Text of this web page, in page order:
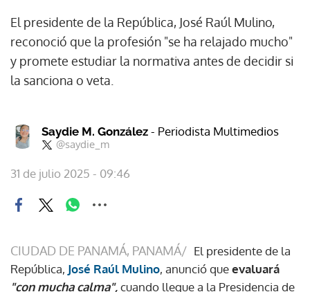
El presidente de la República, José Raúl Mulino,
reconoció que la profesión "se ha relajado mucho"
y promete estudiar la normativa antes de decidir si
la sanciona o veta.
Saydie M. González - Periodista Multimedios
@saydie_m
31 de julio 2025 - 09:46
CIUDAD DE PANAMÁ, PANAMÁ/ El presidente de la
República, José Raúl Mulino, anunció queevaluará
"con mucha calma",cuando llegue a la Presidencia de